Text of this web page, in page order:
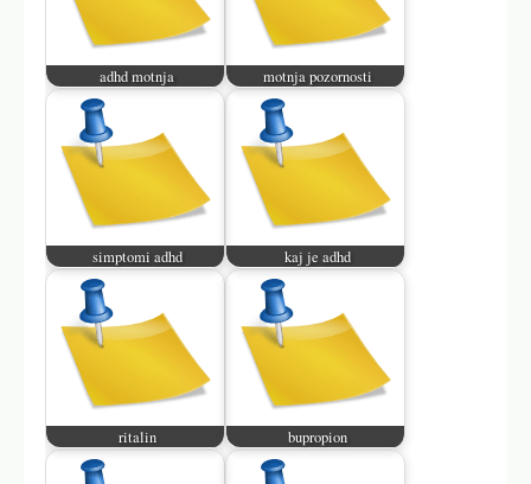
adhd motnja motnja pozornosti
simptomi adhd kaj je adhd
ritalin bupropion